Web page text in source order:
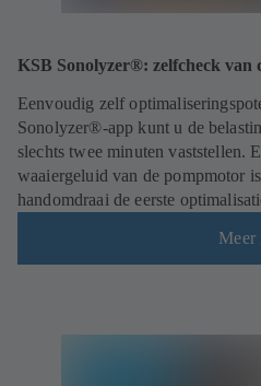
KSB Sonolyzer®: zelfcheck van
Eenvoudig zelf
Sonolyzer®-app kunt u de
slechts twee minuten vaststellen.
waaiergeluid van de pompmotor
handomdraai de eerste
Meer